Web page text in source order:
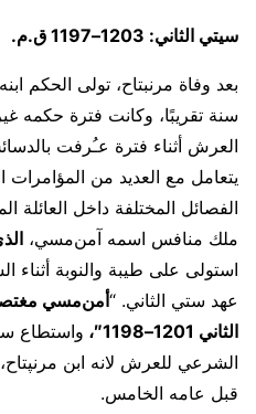
سيتي الثاني: 1203–1197 ق.م.
سنة تقريبًا، وكانت فترة حكمه
العرش أثناء فترة عـُرفت
يتعامل مع العديد من
الفصائل المختلفة داخل العائلة
ملك منافس اسمه آمن‌مسي،
استولى على طيبة والنوبة أثناء
عهد ستي الثاني. “أمن‌مسي
الثاني 1201–1198″،
واستطاع
الشرعي للعرش لانه ابن
قبل عامه الخامس.